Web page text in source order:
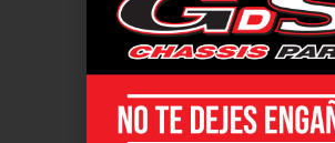
REGISTRARSE